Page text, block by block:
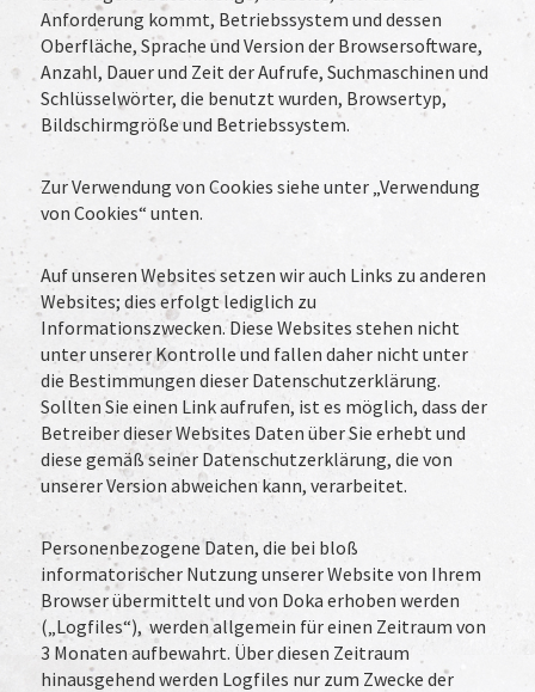
Anforderung kommt, Betriebssystem und dessen
Oberfläche, Sprache und Version der Browsersoftware,
Anzahl, Dauer und Zeit der Aufrufe, Suchmaschinen und
Schlüsselwörter, die benutzt wurden, Browsertyp,
Bildschirmgröße und Betriebssystem.
Zur Verwendung von Cookies siehe unter „Verwendung
von Cookies“ unten.
Auf unseren Websites setzen wir auch Links zu anderen
Websites; dies erfolgt lediglich zu
Informationszwecken. Diese Websites stehen nicht
unter unserer Kontrolle und fallen daher nicht unter
die Bestimmungen dieser Datenschutzerklärung.
Sollten Sie einen Link aufrufen, ist es möglich, dass der
Betreiber dieser Websites Daten über Sie erhebt und
diese gemäß seiner Datenschutzerklärung, die von
unserer Version abweichen kann, verarbeitet.
Personenbezogene Daten, die bei bloß
informatorischer Nutzung unserer Website von Ihrem
Browser übermittelt und von Doka erhoben werden
(„Logfiles“), werden allgemein für einen Zeitraum von
3 Monaten aufbewahrt. Über diesen Zeitraum
hinausgehend werden Logfiles nur zum Zwecke der